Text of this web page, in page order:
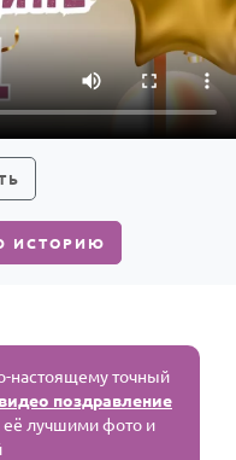
ИСТОРИЮ
настоящему точный
поздравление
её лучшими фото и